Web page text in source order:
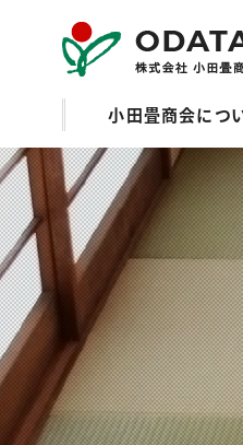
小田畳商会
介 | 畳の名
畳商会
小田畳商会につ